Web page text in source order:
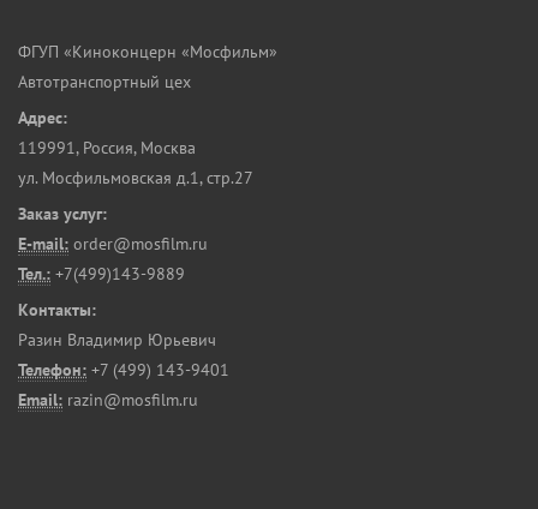
ФГУП «Киноконцерн «Мосфильм»
Автотранспортный цех
Адрес:
119991, Россия, Москва
ул. Мосфильмовская д.1, стр.27
Заказ услуг:
E-mail: order@mosfilm.ru
Тел.: +7(499)143-9889
Контакты:
Разин Владимир Юрьевич
Телефон: +7 (499) 143-9401
Email: razin@mosfilm.ru